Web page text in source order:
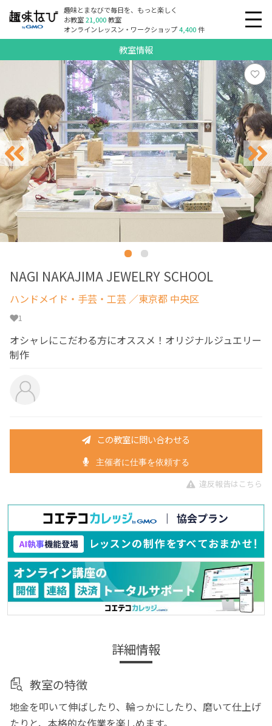
趣味とまなびで毎日を、もっと楽しく
お教室21,000教室
オンラインレッスン・ワークショップ4,400件
教室情報
NAGI NAKAJIMA JEWELRY SCHOOL
ハンドメイド・手芸・工芸 ／東京都 中央区
1
オシャレにこだわる方にオススメ！オリジナルジュエリー
制作
この教室に問い合わせる
主催者に仕事を依頼する
違反報告はこちら
詳細情報
教室の特徴
地金を叩いて伸ばしたり、輪っかにしたり、磨いて仕上げ